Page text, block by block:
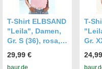
T-Shirt, aus
weichem Jersey,
Kurzarmshirt,
sportlich und
Topseller
T-
T-Shirt ELBSAND
"Leila", Damen,
Gr. S (36), rosa,
Obermaterial:
29,99 €
T-
Gr.